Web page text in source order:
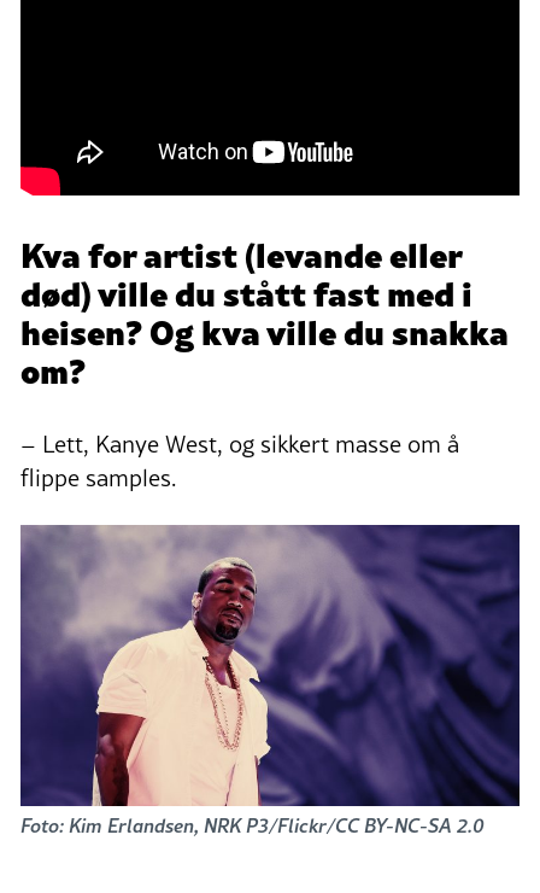
Kva for artist (levande eller
død) ville du stått fast med i
heisen? Og kva ville du snakka
om?
– Lett, Kanye West, og sikkert masse om å
flippe samples.
Foto: Kim Erlandsen, NRK P3/Flickr/CC BY-NC-SA 2.0